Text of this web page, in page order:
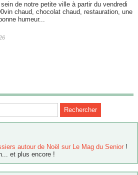
de notre petite ville à partir du vendredi
chaud, chocolat chaud, restauration, une
humeur...
autour de Noël sur Le Mag du Senior !
et plus encore !